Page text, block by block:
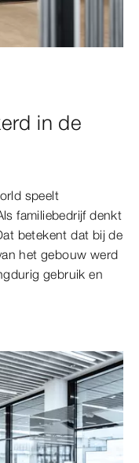
in de
speelt
familiebedrijf denkt
betekent dat bij de
het gebouw werd
gebruik en